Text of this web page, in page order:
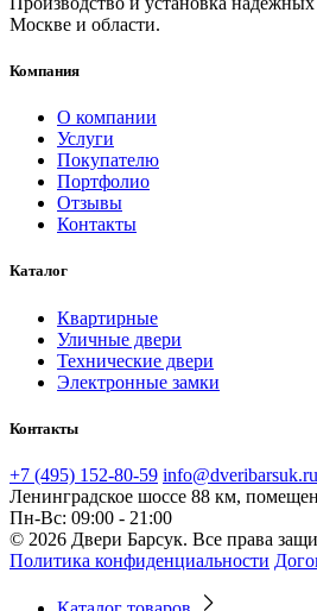
Москве и области.
Компания
О компании
Услуги
Покупателю
Портфолио
Отзывы
Контакты
Каталог
Квартирные
Уличные двери
Технические двери
Электронные замки
Контакты
+7 (495) 152-80-59 info@dveribarsuk.ru
Ленинградское шоссе 88 км,
Пн-Вс: 09:00 - 21:00
© 2026 Двери Барсук. Все права
Политика конфиденциальности